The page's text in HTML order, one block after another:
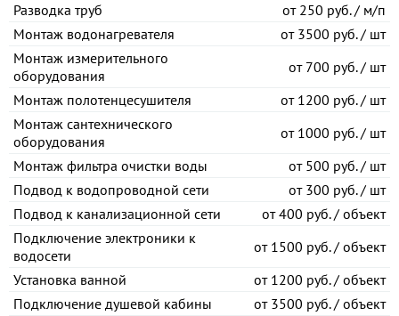
Разводка труб
от250 руб. / м/п
Монтаж водонагревателя
от3500 руб. / шт
Монтаж измерительного
оборудования
от700 руб. / шт
Монтаж полотенцесушителя
от1200 руб. / шт
Монтаж сантехнического
оборудования
от1000 руб. / шт
Монтаж фильтра очистки воды
от500 руб. / шт
Подвод к водопроводной сети
от300 руб. / шт
Подвод к канализационной сети
от400 руб. / объект
Подключение электроники к
водосети
от1500 руб. / объект
Установка ванной
от1200 руб. / объект
Подключение душевой кабины
от3500 руб. / объект